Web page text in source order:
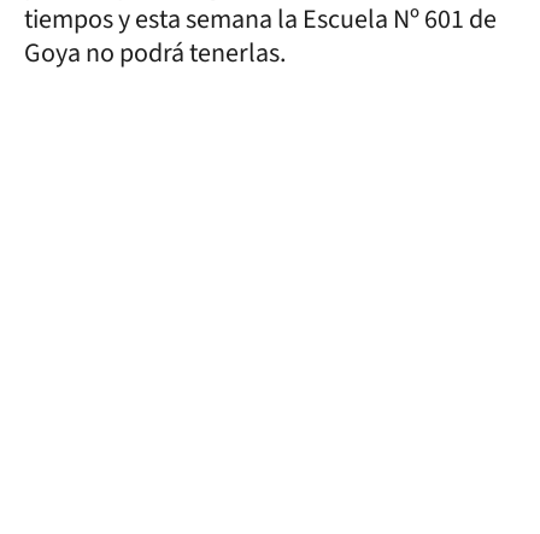
tiempos y esta semana la Escuela Nº 601 de
Goya no podrá tenerlas.